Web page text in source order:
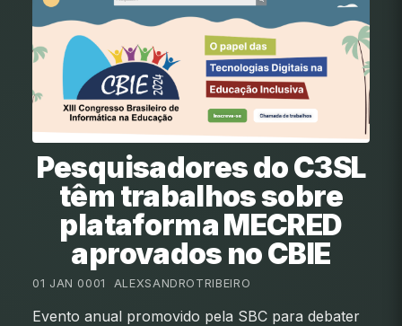
Pesquisadores do C3SL
têm trabalhos sobre
plataforma MECRED
aprovados no CBIE
01 JAN 0001 ALEXSANDROTRIBEIRO
Evento anual promovido pela SBC para debater